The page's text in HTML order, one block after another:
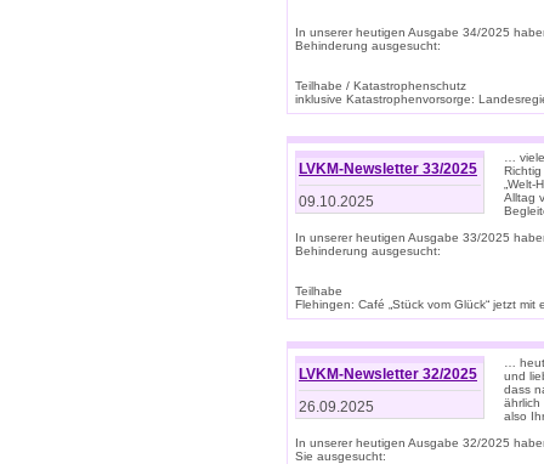
In unserer heutigen Ausgabe 34/2025
Behinderung ausgesucht:
Teilhabe / Katastrophenschutz
inklusive Katastrophenvorsorge:
LVKM-Newsletter 33/2025
09.10.2025
…
Alltag
In unserer heutigen Ausgabe 33/2025
Behinderung ausgesucht:
Teilhabe
Flehingen: Café „Stück vom Glück“ jetzt mit
LVKM-Newsletter 32/2025
26.09.2025
…
und
dass
ährlich
also
In unserer heutigen Ausgabe 32/2025
Sie ausgesucht: